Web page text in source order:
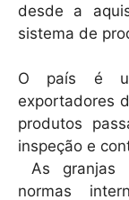
desde a
sistema de
O país é
exportadores
produtos
inspeção e
As granjas
normas